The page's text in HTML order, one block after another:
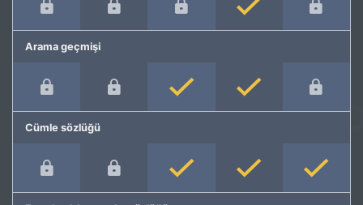
Arama geçmişi
Cümle sözlüğü